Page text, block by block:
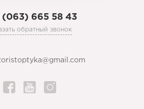
(063) 665 58 43
обратный звонок